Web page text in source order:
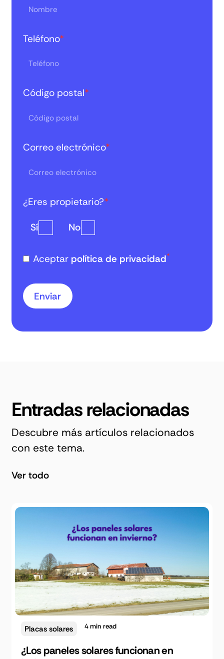
Teléfono*
Código postal*
Correo electrónico*
¿Eres propietario?*
Sí No
Aceptar política de privacidad*
Entradas relacionadas
Descubre más artículos relacionados
con este tema.
Ver todo
Placas solares 4min read
¿Los paneles solares funcionan en